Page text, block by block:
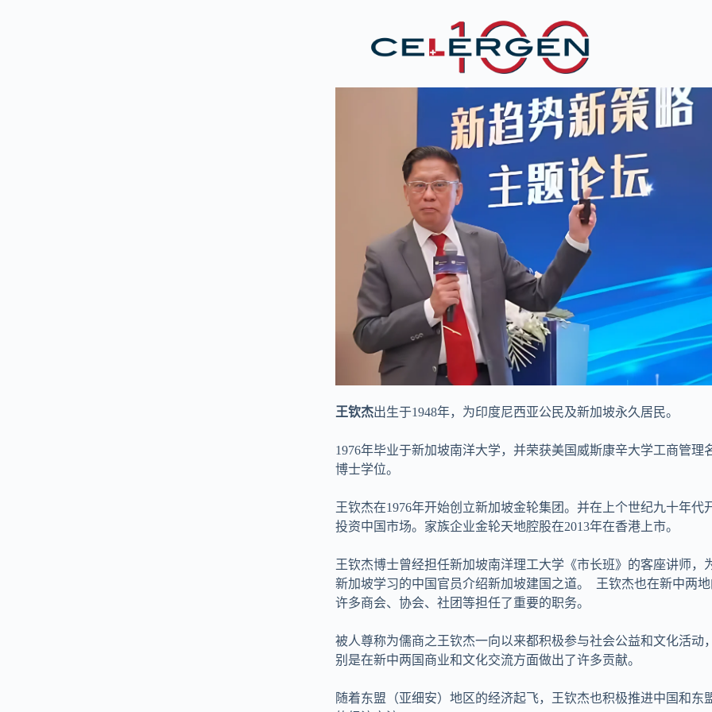
王钦杰出生于1948年，为印度尼西亚公民及新加坡永久居民。
1976年毕业于新加坡南洋大学，并荣获美国威斯康辛大学工商管理
博士学位。
王钦杰在1976年开始创立新加坡金轮集团。并在上个世纪九十年代
投资中国市场。家族企业金轮天地腔股在2013年在香港上市。
王钦杰博士曾经担任新加坡南洋理工大学《市长班》的客座讲师，
新加坡学习的中国官员介绍新加坡建国之道。 王钦杰也在新中两
许多商会、协会、社团等担任了重要的职务。
被人尊称为儒商之王钦杰一向以来都积极参与社会公益和文化活动
别是在新中两国商业和文化交流方面做出了许多贡献。
随着东盟（亚细安）地区的经济起飞，王钦杰也积极推进中国和东